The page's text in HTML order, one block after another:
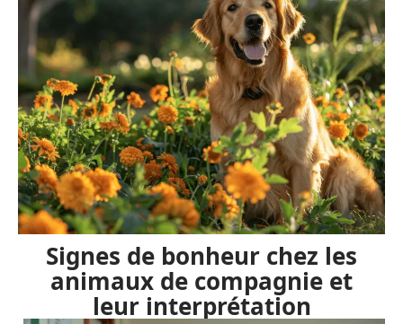
Signes de bonheur chez les
animaux de compagnie et
leur interprétation